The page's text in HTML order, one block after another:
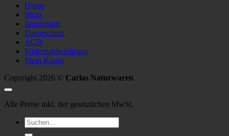
Home
Shop
Impressum
Datenschutz
AGB
Widerrufsbelehrung
Mein Konto
Copyright 2026 © Carlas Naturwaren
Alle Preise inkl. der gesetzlichen MwSt.
Suchen
nach: